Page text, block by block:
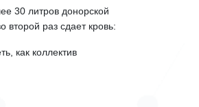
30 литров донорской
второй раз сдает кровь:
как коллектив